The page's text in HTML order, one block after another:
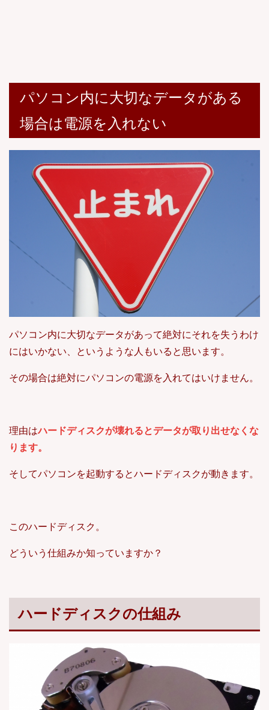
パソコン内に大切なデータがある
場合は電源を入れない
パソコン内に大切なデータがあって絶対にそれを失うわけ
にはいかない、というような人もいると思います。
その場合は絶対にパソコンの電源を入れてはいけません。
理由はハードディスクが壊れるとデータが取り出せなくな
ります。
そしてパソコンを起動するとハードディスクが動きます。
このハードディスク。
どういう仕組みか知っていますか？
ハードディスクの仕組み